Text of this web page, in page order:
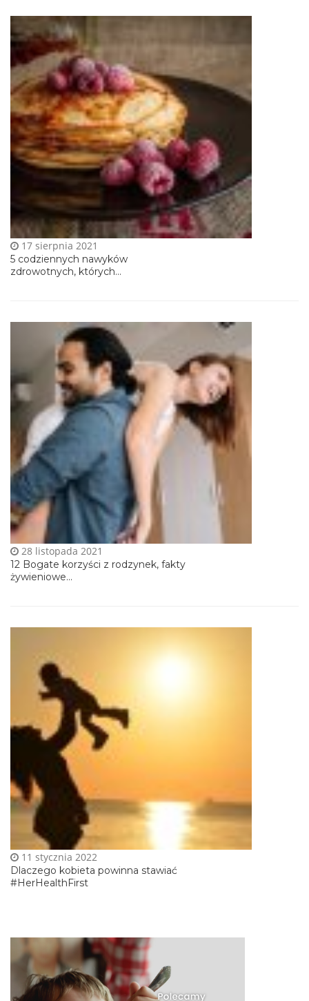
5 codziennych nawyków
zdrowotnych, których...
17 sierpnia 2021
12 Bogate korzyści z rodzynek, fakty
żywieniowe...
28 listopada 2021
Dlaczego kobieta powinna stawiać
#HerHealthFirst
11 stycznia 2022